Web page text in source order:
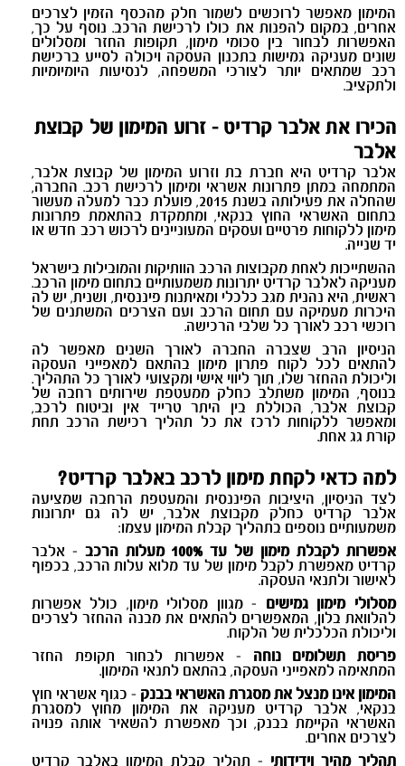
המימון מאפשר לרוכשים לשמור חלק מהכסף הזמין לצרכים
אחרים, במקום להפנות את כולו לרכישת הרכב. נוסף על כך,
האפשרות לבחור בין סכומי מימון, תקופות החזר ומסלולים
שונים מעניקה גמישות בתכנון העסקה ויכולה לסייע ברכישת
רכב שמתאים יותר לצורכי המשפחה, לנסיעות היומיומיות
ולתקציב.
הכירו את אלבר קרדיט - זרוע המימון של קבוצת
אלבר
אלבר קרדיט היא חברת בת וזרוע המימון של קבוצת אלבר,
המתמחה במתן פתרונות אשראי ומימון לרכישת רכב. החברה,
שהחלה את פעילותה בשנת 2015, פועלת כבר למעלה מעשור
בתחום האשראי החוץ בנקאי, ומתמקדת בהתאמת פתרונות
מימון ללקוחות פרטיים ועסקים המעוניינים לרכוש רכב חדש או
יד שנייה.
ההשתייכות לאחת מקבוצות הרכב הוותיקות והמובילות בישראל
מעניקה לאלבר קרדיט יתרונות משמעותיים בתחום מימון הרכב.
ראשית, היא נהנית מגב כלכלי ומאיתנות פיננסית, ושנית, יש לה
היכרות מעמיקה עם תחום הרכב ועם הצרכים המשתנים של
רוכשי רכב לאורך כל שלבי הרכישה.
הניסיון הרב שצברה החברה לאורך השנים מאפשר לה
להתאים לכל לקוח פתרון מימון בהתאם למאפייני העסקה
וליכולת ההחזר שלו, תוך ליווי אישי ומקצועי לאורך כל התהליך.
בנוסף, המימון משתלב כחלק ממעטפת שירותים רחבה של
קבוצת אלבר, הכוללת בין היתר טרייד אין וביטוח לרכב,
ומאפשר ללקוחות לרכז את כל תהליך רכישת הרכב תחת
קורת גג אחת.
למה כדאי לקחת מימון לרכב באלבר קרדיט?
לצד הניסיון, היציבות הפיננסית והמעטפת הרחבה שמציעה
אלבר קרדיט כחלק מקבוצת אלבר, יש לה גם יתרונות
משמעותיים נוספים בתהליך קבלת המימון עצמו:
אפשרות לקבלת מימון של עד 100% מעלות הרכב
- אלבר
קרדיט מאפשרת לקבל מימון של עד מלוא עלות הרכב, בכפוף
לאישור ולתנאי העסקה.
מסלולי מימון גמישים - מגוון מסלולי מימון, כולל אפשרות
להלוואת בלון, המאפשרים להתאים את מבנה ההחזר לצרכים
וליכולת הכלכלית של הלקוח.
פריסת תשלומים נוחה - אפשרות לבחור תקופת החזר
המתאימה למאפייני העסקה, בהתאם לתנאי המימון.
המימון אינו מנצל את מסגרת האשראי בבנק - כגוף אשראי חוץ
בנקאי, אלבר קרדיט מעניקה את המימון מחוץ למסגרת
האשראי הקיימת בבנק, וכך מאפשרת להשאיר אותה פנויה
לצרכים אחרים.
תהליך מהיר וידידותי - תהליך קבלת המימון באלבר קרדיט